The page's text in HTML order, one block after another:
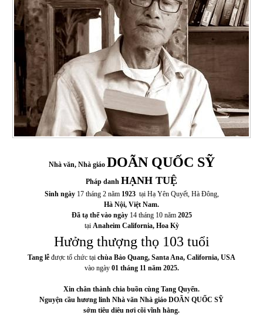
Nhà văn, Nhà giáo DOÃN QUỐC SỸ
Pháp danh HẠNH TUỆ
Sinh ngày17 tháng 2 năm 1923tại Hạ Yên Quyết, Hà Đông,
Hà Nội, Việt Nam.
Đã tạ thế vào ngày14 tháng 10 năm 2025
tại Anaheim California, Hoa Kỳ
Hưởng thượng thọ 103 tuổi
Tang lễ được tổ chức tại chùa Bảo Quang, Santa Ana, California, USA
vào ngày 01 tháng 11 năm 2025.
Xin chân thành chia buồn cùng Tang Quyến.
Nguyện cầu hương linh Nhà văn Nhà giáo DOÃN QUỐC SỸ
sớm tiêu diêu nơi cõi vĩnh hằng.